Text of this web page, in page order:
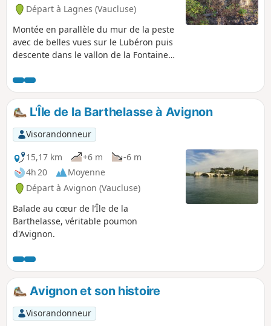
Départ à Lagnes (Vaucluse)
Montée en parallèle du mur de la peste
avec de belles vues sur le Lubéron puis
descente dans le vallon de la Fontaine
L'Île de la Barthelasse à Avignon
Visorandonneur
15,17 km
+6 m
-6 m
4h 20
Moyenne
Départ à Avignon (Vaucluse)
Balade au cœur de l’Île de la
Barthelasse, véritable poumon
d'Avignon.
Avignon et son histoire
Visorandonneur